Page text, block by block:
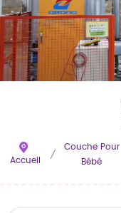
Accueil /
Couche Pour
Bébé